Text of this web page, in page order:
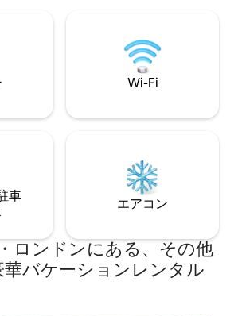
with skylight .
system, Sky TV.
the perfect blend
in one of
neighbourhoods
Wi-Fi
車
エアコン
ロンドンにある、その他
バケーションレンタル